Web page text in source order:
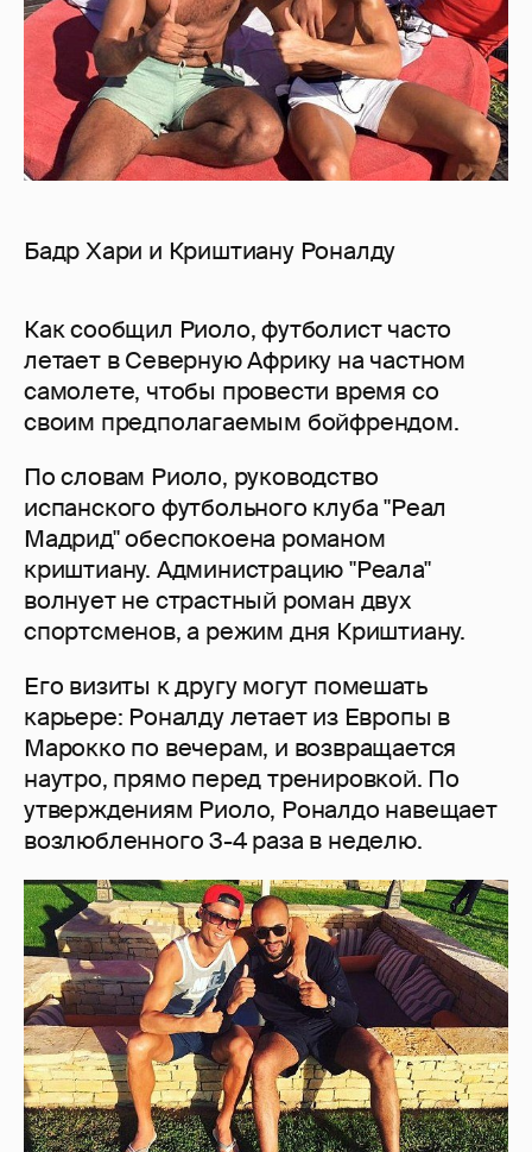
Бадр Хари и Криштиану Роналду
Как сообщил Риоло, футболист часто
летает в Северную Африку на частном
самолете, чтобы провести время со
своим предполагаемым бойфрендом.
По словам Риоло, руководство
испанского футбольного клуба "Реал
Мадрид" обеспокоена романом
криштиану. Администрацию "Реала"
волнует не страстный роман двух
спортсменов, а режим дня Криштиану.
Его визиты к другу могут помешать
карьере: Роналду летает из Европы в
Марокко по вечерам, и возвращается
наутро, прямо перед тренировкой. По
утверждениям Риоло, Роналдо навещает
возлюбленного 3-4 раза в неделю.